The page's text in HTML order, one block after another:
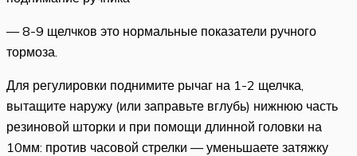
— 8-9 щелчков это нормальные показатели ручного
тормоза.
Для регулировки поднимите рычаг на 1-2 щелчка,
вытащите наружу (или заправьте вглубь) нижнюю часть
резиновой шторки и при помощи длинной головки на
10мм: против часовой стрелки — уменьшаете затяжку